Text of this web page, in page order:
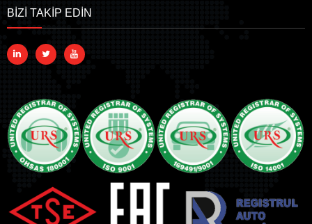
BİZİ TAKİP EDİN